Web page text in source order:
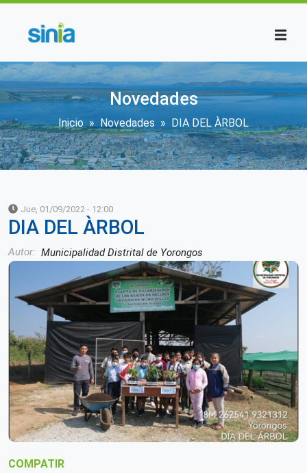
Novedades
Sobrescribir enlaces de ayuda
Inicio Novedades DIA DEL ÀRBOL
Jue, 01/09/2022 - 12:00
DIA DEL ÀRBOL
Autor Municipalidad Distrital de Yorongos
COMPATIR